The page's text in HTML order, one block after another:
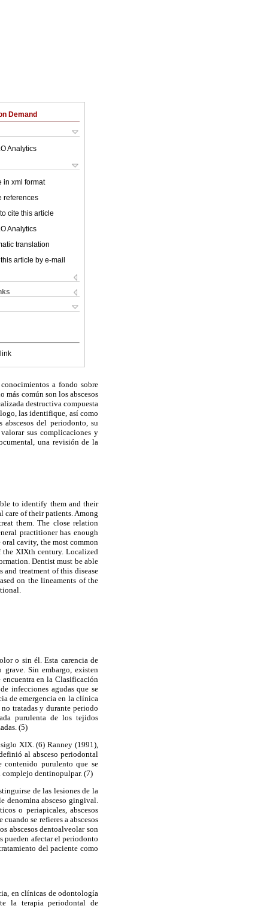
Demand
Analytics
in xml format
references
cite this article
Analytics
translation
article by e-mail
a fondo sobre
más común son los abscesos
destructiva compuesta
las identifique, así como
del periodonto, su
sus complicaciones y
una revisión de la
to identify them and their
care of their patients. Among
them. The close relation
practitioner has enough
cavity, the most common
the XIXth century. Localized
Dentist must be able
and treatment of this disease
on the lineaments of the
o sin él. Esta carencia de
grave. Sin embargo, existen
en la Clasificación
infecciones agudas que se
de emergencia en la clínica
tratadas y durante periodo
purulenta de los tejidos
(5)
XIX. (6) Ranney (1991),
al absceso periodontal
contenido purulento que se
complejo dentinopulpar. (7)
de las lesiones de la
denomina absceso gingival.
o periapicales, abscesos
se refieres a abscesos
abscesos dentoalveolar son
pueden afectar el periodonto
del paciente como
en clínicas de odontología
la terapia periodontal de